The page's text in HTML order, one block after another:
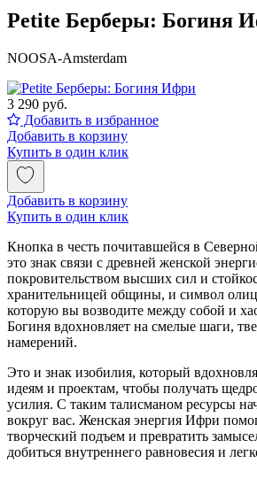
Petite Берберы: Богиня
NOOSA-Amsterdam
3 290 руб.
Добавить в избранное
Добавить в корзину
Купить в один клик
Добавить в корзину
Купить в один клик
Кнопка в честь почитавшейся в
это знак связи с древней женской
покровительством высших сил и
хранительницей общины, и символ
которую вы возводите между собой и
Богиня вдохновляет на смелые шаги,
намерений.
Это и знак изобилия, который
идеям и проектам, чтобы получать
усилия. С таким талисманом ресурсы
вокруг вас. Женская энергия Ифри
творческий подъем и превратить
добиться внутреннего равновесия и